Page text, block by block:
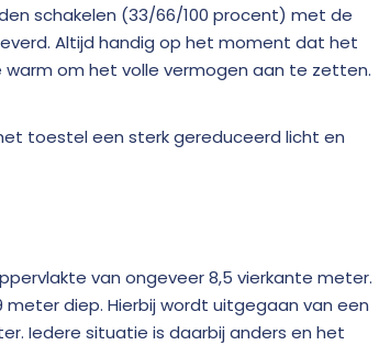
schakelen (33/66/100 procent) met de
Altijd handig op het moment dat het
om het volle vermogen aan te zetten.
toestel een sterk gereduceerd licht en
van ongeveer 8,5 vierkante meter.
meter diep. Hierbij wordt uitgegaan van een
Iedere situatie is daarbij anders en het